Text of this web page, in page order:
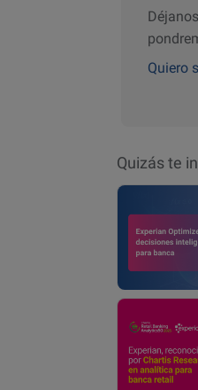
Quiero
Quizás te